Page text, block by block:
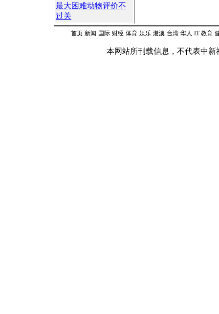
最大困难动物评价不
过关
首页-新闻-国际-财经-体育-娱乐-港澳-台湾-华人-IT-教育-
本网站所刊载信息，不代表中